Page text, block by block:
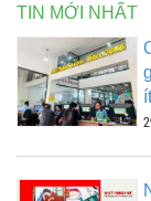
TIN MỚI NHẤT
ít